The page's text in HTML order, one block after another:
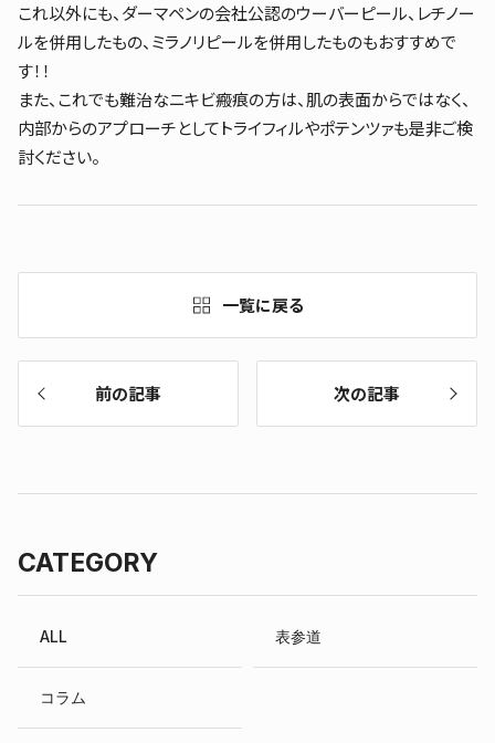
これ以外にも、ダーマペンの会社公認のウーバーピール、レチノー
ルを併用したもの、ミラノリピールを併用したものもおすすめで
す！！
また、これでも難治なニキビ瘢痕の方は、肌の表面からではなく、
内部からのアプローチとしてトライフィルやポテンツァも是非ご検
討ください。
前の記事
一覧に戻る
次の記事
CATEGORY
ALL 表参道
コラム